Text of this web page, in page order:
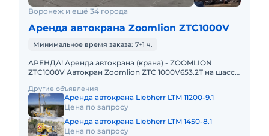
Воронеж и ещё 34 города
Аренда автокрана Zoomlion ZTC1000V
Минимальное время заказа: 7+1 ч.
АРЕНДА! Аренда автокрана (крана) - ZOOMLION
ZTC1000V Автокран Zoomlion ZTC 1000V653.2T на шасси
м и удлин
Другие объявления
Аренда автокрана Liebherr LTM 11200-9.1
Цена по запросу
Аренда автокрана Liebherr LTM 1450-8.1
Цена по запросу